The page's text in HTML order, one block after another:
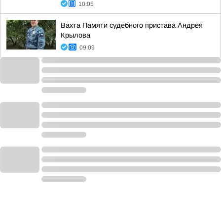
10:05
Вахта Памяти судебного пристава Андрея
Крылова
09:09